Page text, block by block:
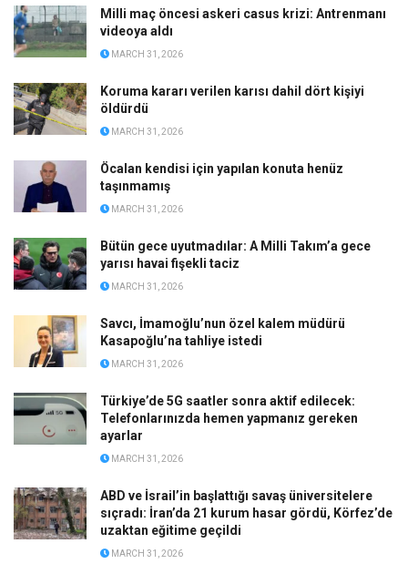
Milli maç öncesi askeri casus krizi: Antrenmanı
videoya aldı
MARCH 31, 2026
Koruma kararı verilen karısı dahil dört kişiyi
öldürdü
MARCH 31, 2026
Öcalan kendisi için yapılan konuta henüz
taşınmamış
MARCH 31, 2026
Bütün gece uyutmadılar: A Milli Takım’a gece
yarısı havai fişekli taciz
MARCH 31, 2026
Savcı, İmamoğlu’nun özel kalem müdürü
Kasapoğlu’na tahliye istedi
MARCH 31, 2026
Türkiye’de 5G saatler sonra aktif edilecek:
Telefonlarınızda hemen yapmanız gereken
ayarlar
MARCH 31, 2026
ABD ve İsrail’in başlattığı savaş üniversitelere
sıçradı: İran’da 21 kurum hasar gördü, Körfez’de
uzaktan eğitime geçildi
MARCH 31, 2026